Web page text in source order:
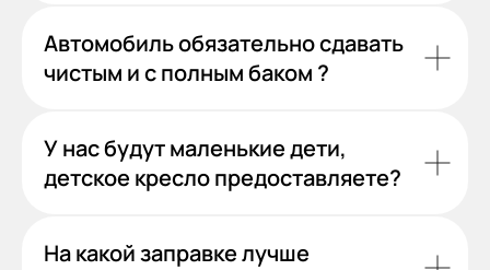
Автомобиль обязательно сдавать
чистым и с полным баком ?
У нас будут маленькие дети,
детское кресло предоставляете?
На какой заправке лучше